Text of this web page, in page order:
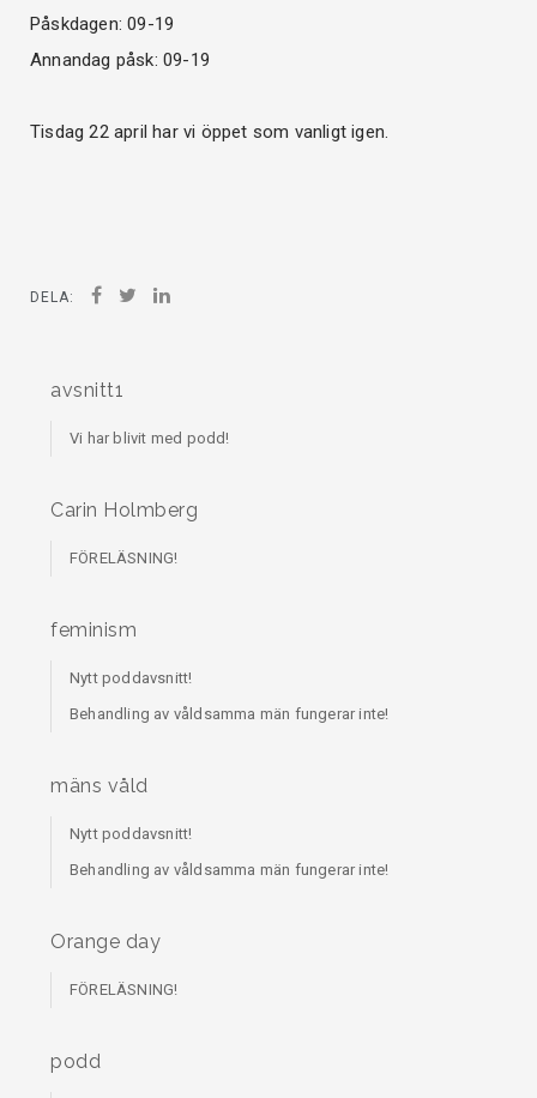
Påskdagen: 09-19
Annandag påsk: 09-19
Tisdag 22 april har vi öppet som vanligt igen.
DELA:
avsnitt1
Vi har blivit med podd!
Carin Holmberg
FÖRELÄSNING!
feminism
Nytt poddavsnitt!
Behandling av våldsamma män fungerar inte!
mäns våld
Nytt poddavsnitt!
Behandling av våldsamma män fungerar inte!
Orange day
FÖRELÄSNING!
podd